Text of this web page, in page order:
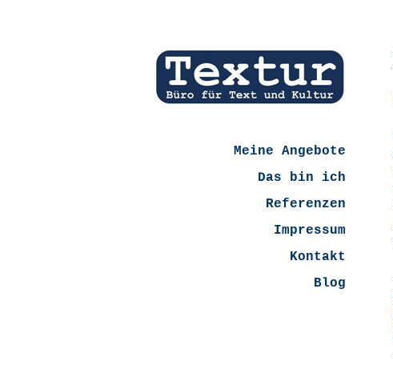
Meine Angebote
Das bin ich
Referenzen
Impressum
Kontakt
Blog